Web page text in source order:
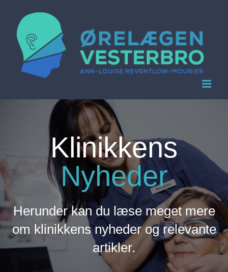
content
Klinikkens
Nyheder
Herunder kan du læse meget mere
om klinikkens nyheder og relevante
artikler.